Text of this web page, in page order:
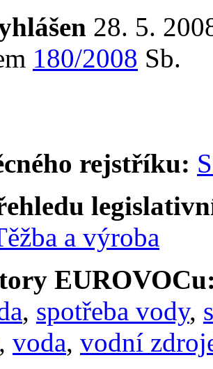
28. 5.
180/2008 Sb.
rejstříku:
a výroba
, spotřeba vody,
, voda, vodní